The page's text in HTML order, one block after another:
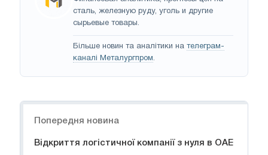
сталь, железную руду, уголь и другие
сырьевые товары.
Більше новин та аналітики на телеграм-
каналі Металургпром.
Попередня новина
Відкриття логістичної компанії з нуля в ОАЕ